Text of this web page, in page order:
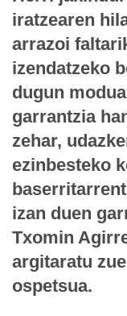
iratzearen
arrazoi
izendatzeko
dugun
garrantzia
zehar,
ezinbesteko
izan duen
Txomin
argitaratu
ospetsua.